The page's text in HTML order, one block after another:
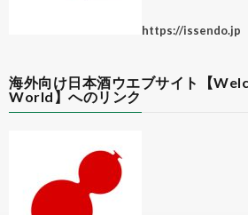
https://issendo.jp
海外向け日本酒ウエブサイト【
World】へのリンク